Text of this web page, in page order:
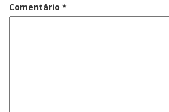
Comentário *